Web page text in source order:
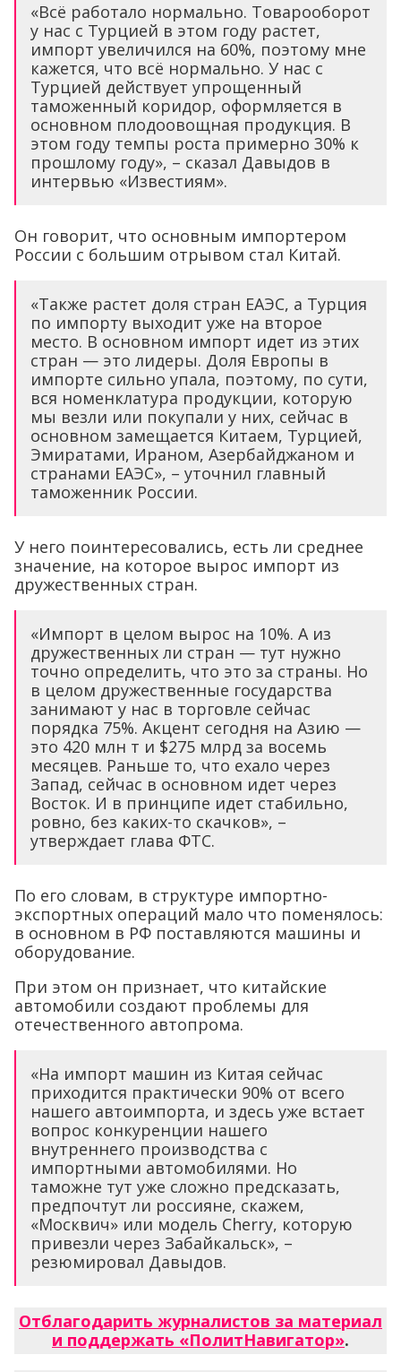
«Всё работало нормально. Товарооборот
у нас с Турцией в этом году растет,
импорт увеличился на 60%, поэтому мне
кажется, что всё нормально. У нас с
Турцией действует упрощенный
таможенный коридор, оформляется в
основном плодоовощная продукция. В
этом году темпы роста примерно 30% к
прошлому году», – сказал Давыдов в
интервью «Известиям».
Он говорит, что основным импортером
России с большим отрывом стал Китай.
«Также растет доля стран ЕАЭС, а Турция
по импорту выходит уже на второе
место. В основном импорт идет из этих
стран — это лидеры. Доля Европы в
импорте сильно упала, поэтому, по сути,
вся номенклатура продукции, которую
мы везли или покупали у них, сейчас в
основном замещается Китаем, Турцией,
Эмиратами, Ираном, Азербайджаном и
странами ЕАЭС», – уточнил главный
таможенник России.
У него поинтересовались, есть ли среднее
значение, на которое вырос импорт из
дружественных стран.
«Импорт в целом вырос на 10%. А из
дружественных ли стран — тут нужно
точно определить, что это за страны. Но
в целом дружественные государства
занимают у нас в торговле сейчас
порядка 75%. Акцент сегодня на Азию —
это 420 млн т и $275 млрд за восемь
месяцев. Раньше то, что ехало через
Запад, сейчас в основном идет через
Восток. И в принципе идет стабильно,
ровно, без каких-то скачков», –
утверждает глава ФТС.
По его словам, в структуре импортно-
экспортных операций мало что поменялось:
в основном в РФ поставляются машины и
оборудование.
При этом он признает, что китайские
автомобили создают проблемы для
отечественного автопрома.
«На импорт машин из Китая сейчас
приходится практически 90% от всего
нашего автоимпорта, и здесь уже встает
вопрос конкуренции нашего
внутреннего производства с
импортными автомобилями. Но
таможне тут уже сложно предсказать,
предпочтут ли россияне, скажем,
«Москвич» или модель Cherry, которую
привезли через Забайкальск», –
резюмировал Давыдов.
Отблагодарить журналистов за материал
и поддержать «ПолитНавигатор».